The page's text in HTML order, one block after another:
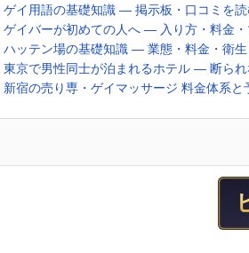
ゲイ用語の基礎知識 ― 掲示板・口コミを
ゲイバーが初めての人へ ― 入り方・料金・
ハッテン場の基礎知識 ― 業態・料金・衛
東京で男性同士が泊まれるホテル ― 断ら
新宿の売り専・ゲイマッサージ 料金体系